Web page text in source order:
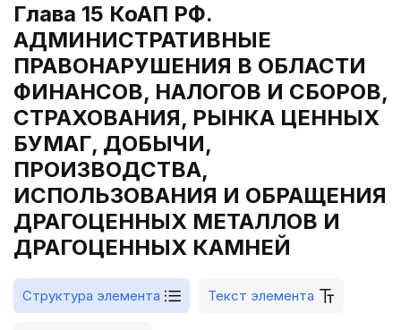
Глава 15 КоАП РФ.
АДМИНИСТРАТИВНЫЕ
ПРАВОНАРУШЕНИЯ В ОБЛАСТИ
ФИНАНСОВ, НАЛОГОВ И СБОРОВ,
СТРАХОВАНИЯ, РЫНКА ЦЕННЫХ
БУМАГ, ДОБЫЧИ,
ПРОИЗВОДСТВА,
ИСПОЛЬЗОВАНИЯ И ОБРАЩЕНИЯ
ДРАГОЦЕННЫХ МЕТАЛЛОВ И
ДРАГОЦЕННЫХ КАМНЕЙ
Структура элемента Текст элемента